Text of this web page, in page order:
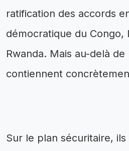
ratification des accords
démocratique du Congo,
Rwanda. Mais au-delà
contiennent
Sur le plan sécuritaire, ils